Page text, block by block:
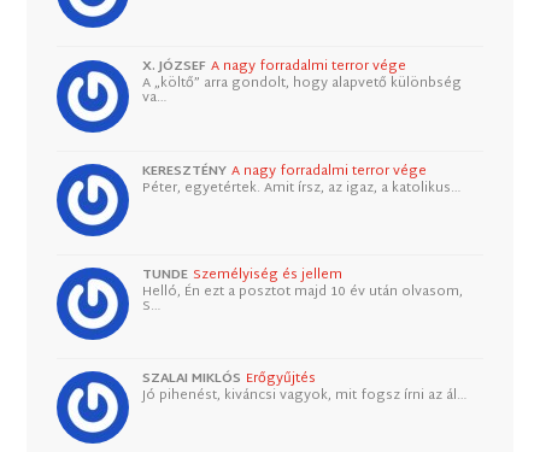
X. JÓZSEF A nagy forradalmi terror vége
A „költő” arra gondolt, hogy alapvető különbség
va…
KERESZTÉNY A nagy forradalmi terror vége
Péter, egyetértek. Amit írsz, az igaz, a katolikus…
TUNDE Személyiség és jellem
Helló, Én ezt a posztot majd 10 év után olvasom,
S…
SZALAI MIKLÓS Erőgyűjtés
Jó pihenést, kiváncsi vagyok, mit fogsz írni az ál…